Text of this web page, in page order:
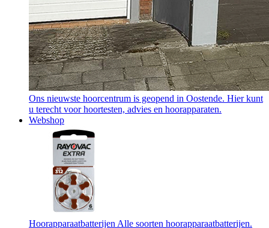
Ons nieuwste hoorcentrum is geopend in Oostende. Hier kunt
u terecht voor hoortesten, advies en hoorapparaten.
Webshop
Hoorapparaatbatterijen Alle soorten hoorapparaatbatterijen.